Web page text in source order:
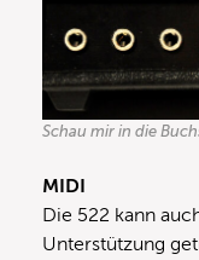
Schau mir in die
MIDI
Die 522 kann
Unterstützung